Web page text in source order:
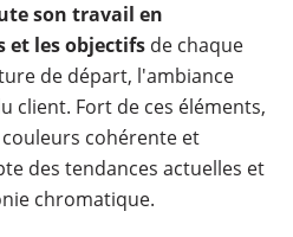
son travail en
et les objectifs de chaque
de départ, l'ambiance
client. Fort de ces éléments,
cohérente et
des tendances actuelles et
chromatique.